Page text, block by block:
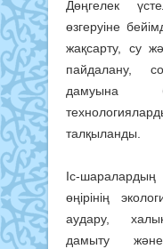
Дөңгелек
өзгеруіне
жақсарту, су
пайдалану,
дамуына
талқыланды.
Іс-
өңірінің
аудару,
дамыту